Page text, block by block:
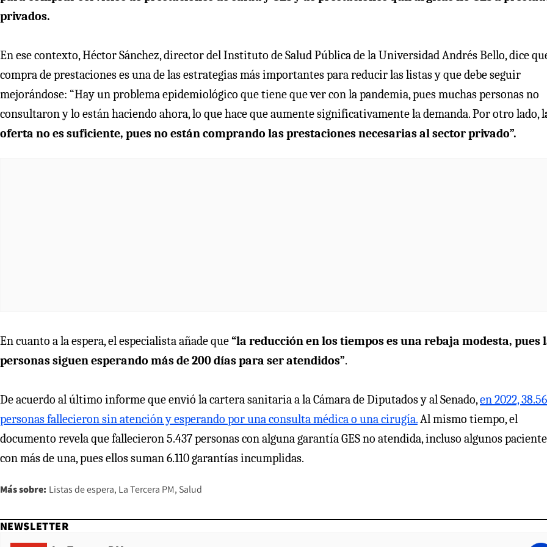
privados.
En ese contexto, Héctor Sánchez, director del Instituto de Salud Pública de la Universidad Andrés Bello, dice
compra de prestaciones es una de las estrategias más importantes para reducir las listas y que debe seguir
mejorándose: “Hay un problema epidemiológico que tiene que ver con la pandemia, pues muchas personas no
consultaron y lo están haciendo ahora, lo que hace que aumente significativamente la demanda. Por otro lado, l
oferta no es suficiente, pues no están comprando las prestaciones necesarias al sector privado”.
En cuanto a la espera, el especialista añade que“la reducción en los tiempos es una rebaja modesta, pues
personas siguen esperando más de 200 días para ser atendidos”.
De acuerdo al último informe que envió la cartera sanitaria a la Cámara de Diputados y al Senado,en 2022,
personas fallecieron sin atención y esperando por una consulta médica o una cirugía.Al mismo tiempo, el
documento revela que fallecieron 5.437 personas con alguna garantía GES no atendida, incluso algunos
con más de una, pues ellos suman 6.110 garantías incumplidas.
Más sobre: Listas de espera La Tercera PM Salud
NEWSLETTER